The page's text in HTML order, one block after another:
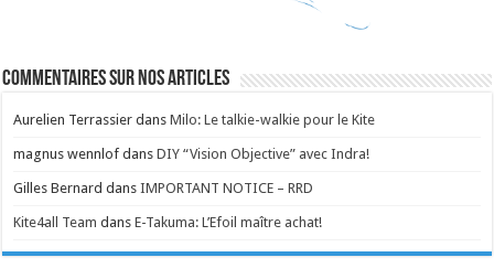
Commentaires sur nos articles
Aurelien Terrassier dansMilo: Le talkie-walkie pour le Kite
magnus wennlof dansDIY “Vision Objective” avec Indra!
Gilles Bernard dansIMPORTANT NOTICE – RRD
Kite4all Team dansE-Takuma: L’Efoil maître achat!